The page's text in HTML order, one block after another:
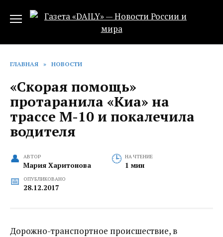
ГЛАВНАЯ » НОВОСТИ
«Скорая помощь»
протаранила «Киа» на
трассе М-10 и покалечила
водителя
АВТОР
Мария Харитонова
НА ЧТЕНИЕ
1 мин
ОПУБЛИКОВАНО
28.12.2017
Дорожно-транспортное происшествие, в